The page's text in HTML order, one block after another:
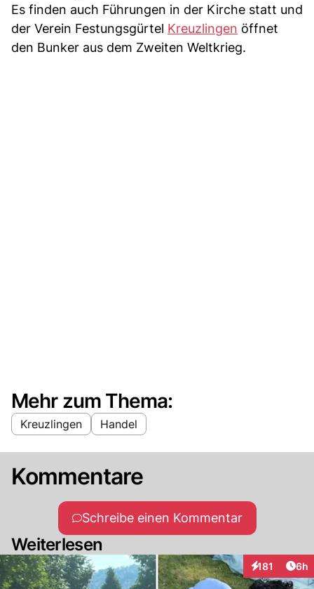
Es finden auch Führungen in der Kirche statt und
der Verein Festungsgürtel Kreuzlingen öffnet
den Bunker aus dem Zweiten Weltkrieg.
Mehr zum Thema:
Kreuzlingen Handel
Kommentare
Schreibe einen Kommentar
Weiterlesen
181
Interaktionen
6h